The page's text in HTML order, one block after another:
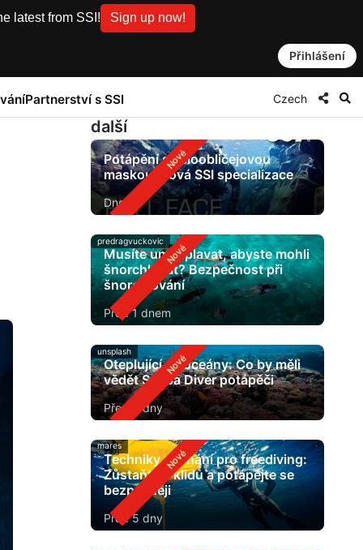
latest from SSI! Sign up now!
Přihlášení
Partnerství s SSI Czech
další
Potápění s celoobličejovou
maskou: nová SSI specializace
Dnes
predragvuckovic
Musíte umět plavat, abyste mohli
šnorchlovat? Bezpečnost při
šnorchlování
Před 1 dnem
unsplash
Oteplující se oceány: Co by měli
vědět Scuba Diver potápěči
Před 3 dny
mares
Techniky dýchání pro freediving:
Zůstaňte v klidu a potápějte se
bezpečněji
Před 5 dny